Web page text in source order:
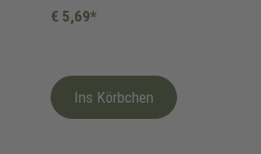
€ 5,69*
Ins Körbchen